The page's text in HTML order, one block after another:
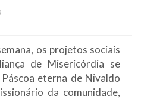
os projetos sociais
de Misericórdia se
eterna de Nivaldo
da comunidade,